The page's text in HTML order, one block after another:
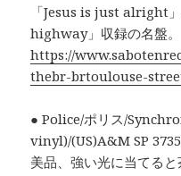
「Jesus is just alright
highway」収録の名盤。
https://
thebr-brtoulouse-
● Police/ポリス/
vinyl)/(US)A&M SP 3735
美品、強い光に当てる